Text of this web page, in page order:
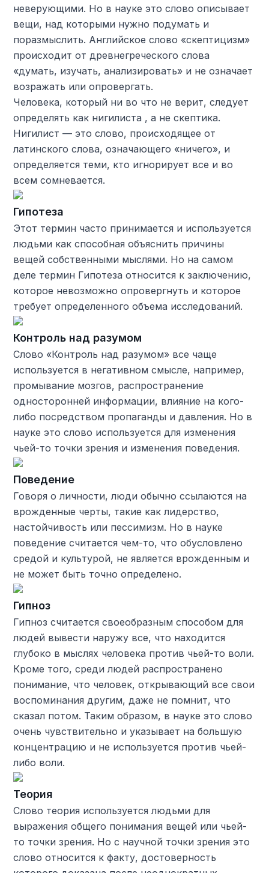
неверующими. Но в науке это слово описывает
вещи, над которыми нужно подумать и
поразмыслить. Английское слово «скептицизм»
происходит от древнегреческого слова
«думать, изучать, анализировать» и не означает
возражать или опровергать.
Человека, который ни во что не верит, следует
определять как нигилиста , а не скептика.
Нигилист — это слово, происходящее от
латинского слова, означающего «ничего», и
определяется теми, кто игнорирует все и во
всем сомневается.
Гипотеза
Этот термин часто принимается и используется
людьми как способная объяснить причины
вещей собственными мыслями. Но на самом
деле термин Гипотеза относится к заключению,
которое невозможно опровергнуть и которое
требует определенного объема исследований.
Контроль над разумом
Слово «Контроль над разумом» все чаще
используется в негативном смысле, например,
промывание мозгов, распространение
односторонней информации, влияние на кого-
либо посредством пропаганды и давления. Но в
науке это слово используется для изменения
чьей-то точки зрения и изменения поведения.
Поведение
Говоря о личности, люди обычно ссылаются на
врожденные черты, такие как лидерство,
настойчивость или пессимизм. Но в науке
поведение считается чем-то, что обусловлено
средой и культурой, не является врожденным и
не может быть точно определено.
Гипноз
Гипноз считается своеобразным способом для
людей вывести наружу все, что находится
глубоко в мыслях человека против чьей-то воли.
Кроме того, среди людей распространено
понимание, что человек, открывающий все свои
воспоминания другим, даже не помнит, что
сказал потом. Таким образом, в науке это слово
очень чувствительно и указывает на большую
концентрацию и не используется против чьей-
либо воли.
Теория
Слово теория используется людьми для
выражения общего понимания вещей или чьей-
то точки зрения. Но с научной точки зрения это
слово относится к факту, достоверность